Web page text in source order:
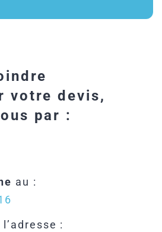
votre devis,
par :
au :
: